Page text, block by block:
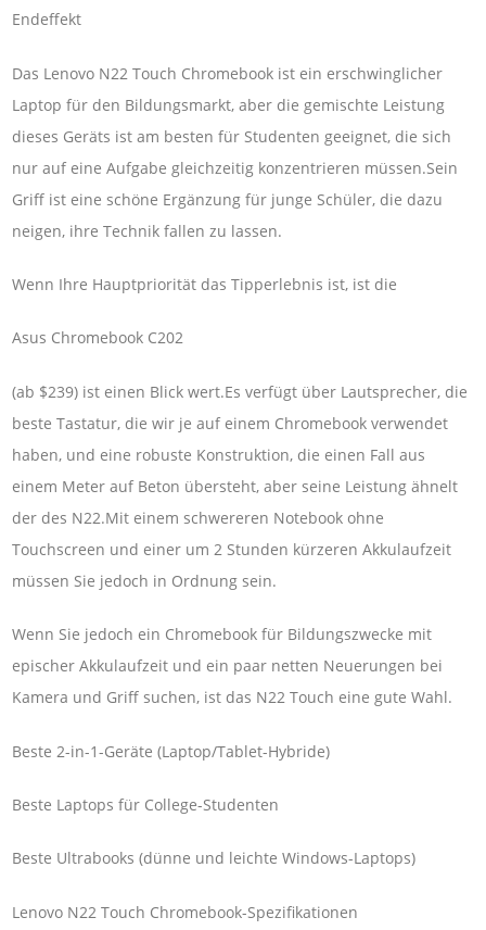
Endeffekt
Das Lenovo N22 Touch Chromebook ist ein erschwinglicher
Laptop für den Bildungsmarkt, aber die gemischte Leistung
dieses Geräts ist am besten für Studenten geeignet, die sich
nur auf eine Aufgabe gleichzeitig konzentrieren müssen.Sein
Griff ist eine schöne Ergänzung für junge Schüler, die dazu
neigen, ihre Technik fallen zu lassen.
Wenn Ihre Hauptpriorität das Tipperlebnis ist, ist die
Asus Chromebook C202
(ab $239) ist einen Blick wert.Es verfügt über Lautsprecher, die
beste Tastatur, die wir je auf einem Chromebook verwendet
haben, und eine robuste Konstruktion, die einen Fall aus
einem Meter auf Beton übersteht, aber seine Leistung ähnelt
der des N22.Mit einem schwereren Notebook ohne
Touchscreen und einer um 2 Stunden kürzeren Akkulaufzeit
müssen Sie jedoch in Ordnung sein.
Wenn Sie jedoch ein Chromebook für Bildungszwecke mit
epischer Akkulaufzeit und ein paar netten Neuerungen bei
Kamera und Griff suchen, ist das N22 Touch eine gute Wahl.
Beste 2-in-1-Geräte (Laptop/Tablet-Hybride)
Beste Laptops für College-Studenten
Beste Ultrabooks (dünne und leichte Windows-Laptops)
Lenovo N22 Touch Chromebook-Spezifikationen